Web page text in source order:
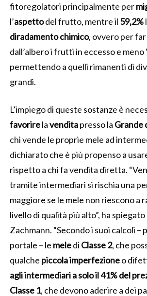
fitoregolatori principalmente per
l’aspettodel frutto, mentre il 59,2%
diradamentochimico, ovvero per
dall’albero i frutti in eccesso e
permettendo a quelli rimanenti di
grandi.
L’impiego di queste sostanze è
favorirelavenditapresso la Grande
chi vende le proprie mele ad
dichiarato che è più propenso a
rispetto a chi fa vendita diretta.
tramite intermediari si rischia una
maggiore se le mele non riescono a
livello di qualità più alto”, ha
Zachmann. “Secondo i suoi calcoli –
portale – le meledi Classe2, che
qualche piccolaimperfezioneo
agli intermediari a solo il 41% del
Classe 1, che devono aderire a dei